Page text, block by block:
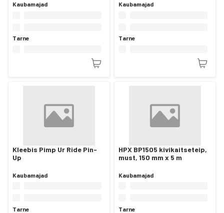
Kaubamajad
Tarne
Kaubamajad
Tarne
Kleebis Pimp Ur Ride Pin-
Up
Kaubamajad
Tarne
HPX BP1505 kivikaitseteip,
must, 150 mm x 5 m
Kaubamajad
Tarne